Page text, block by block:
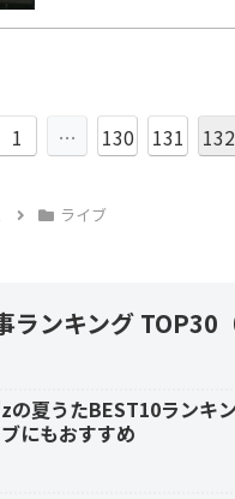
1 … 130 131 132
ライブ
ンキング TOP30
の夏うたBEST10ランキ
にもおすすめ